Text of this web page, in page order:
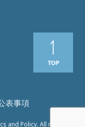
表事項
and Policy. All rights